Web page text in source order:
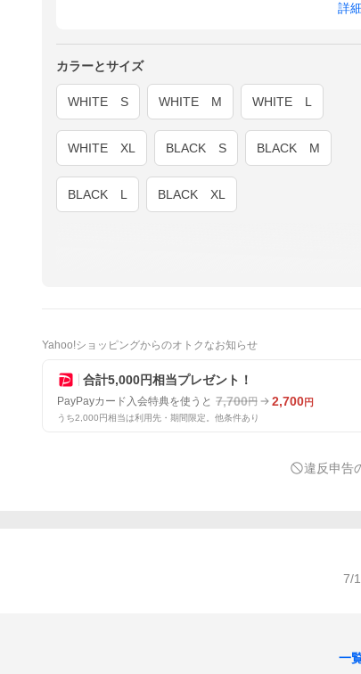
詳
カラーとサイズ
WHITE S WHITE M WHITE L
WHITE XL BLACK S BLACK M
BLACK L BLACK XL
Yahoo!ショッピングからのオトクなお知らせ
合計5,000円相当プレゼント！
PayPayカード入会特典を使うと 7,700円 2,700円
うち2,000円相当は利用先・期間限定。他条件あり
違反申告
7/
一